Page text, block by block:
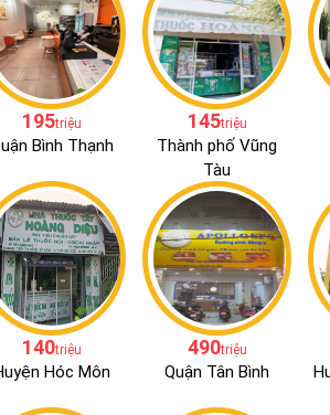
195triệu
Bình Thạnh
145triệu
Thành phố Vũng
Tàu
140triệu
Hóc Môn
490triệu
Quận Tân Bình